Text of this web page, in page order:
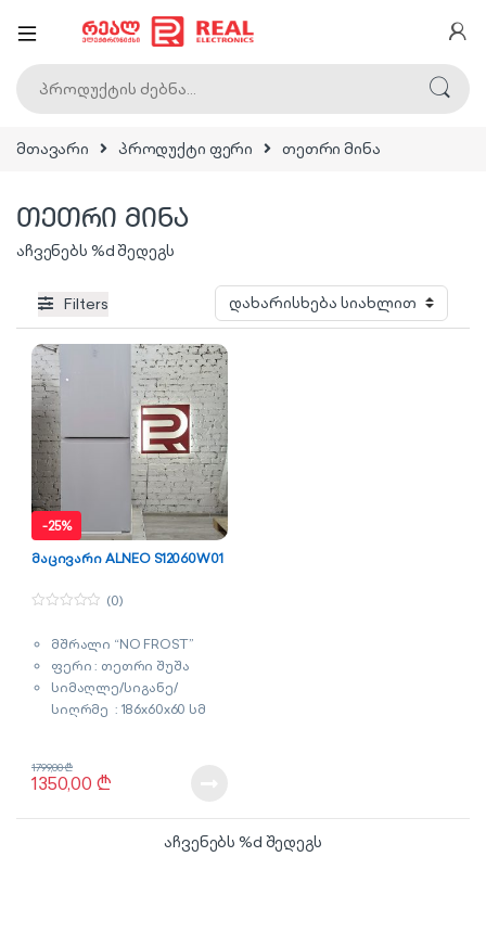
მთავარი პროდუქტი ფერი თეთრი მინა
თეთრი მინა
აჩვენებს %d შედეგს
Filters
-25%
მაცივარი ALNEO S12060W01
u
o
f
(0)
მშრალი “NO FROST”
ფერი : თეთრი შუშა
სიმაღლე/სიგანე/
სიღრმე : 186x60x60 სმ
1350,00 ₾
1799,00₾
აჩვენებს %d შედეგს